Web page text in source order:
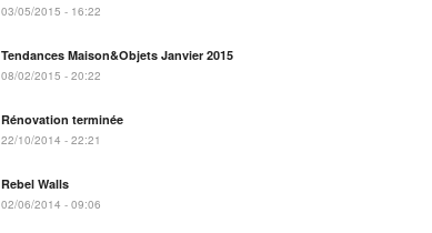
03/05/2015 - 16:22
Tendances Maison&Objets Janvier 2015
08/02/2015 - 20:22
Rénovation terminée
22/10/2014 - 22:21
Rebel Walls
02/06/2014 - 09:06